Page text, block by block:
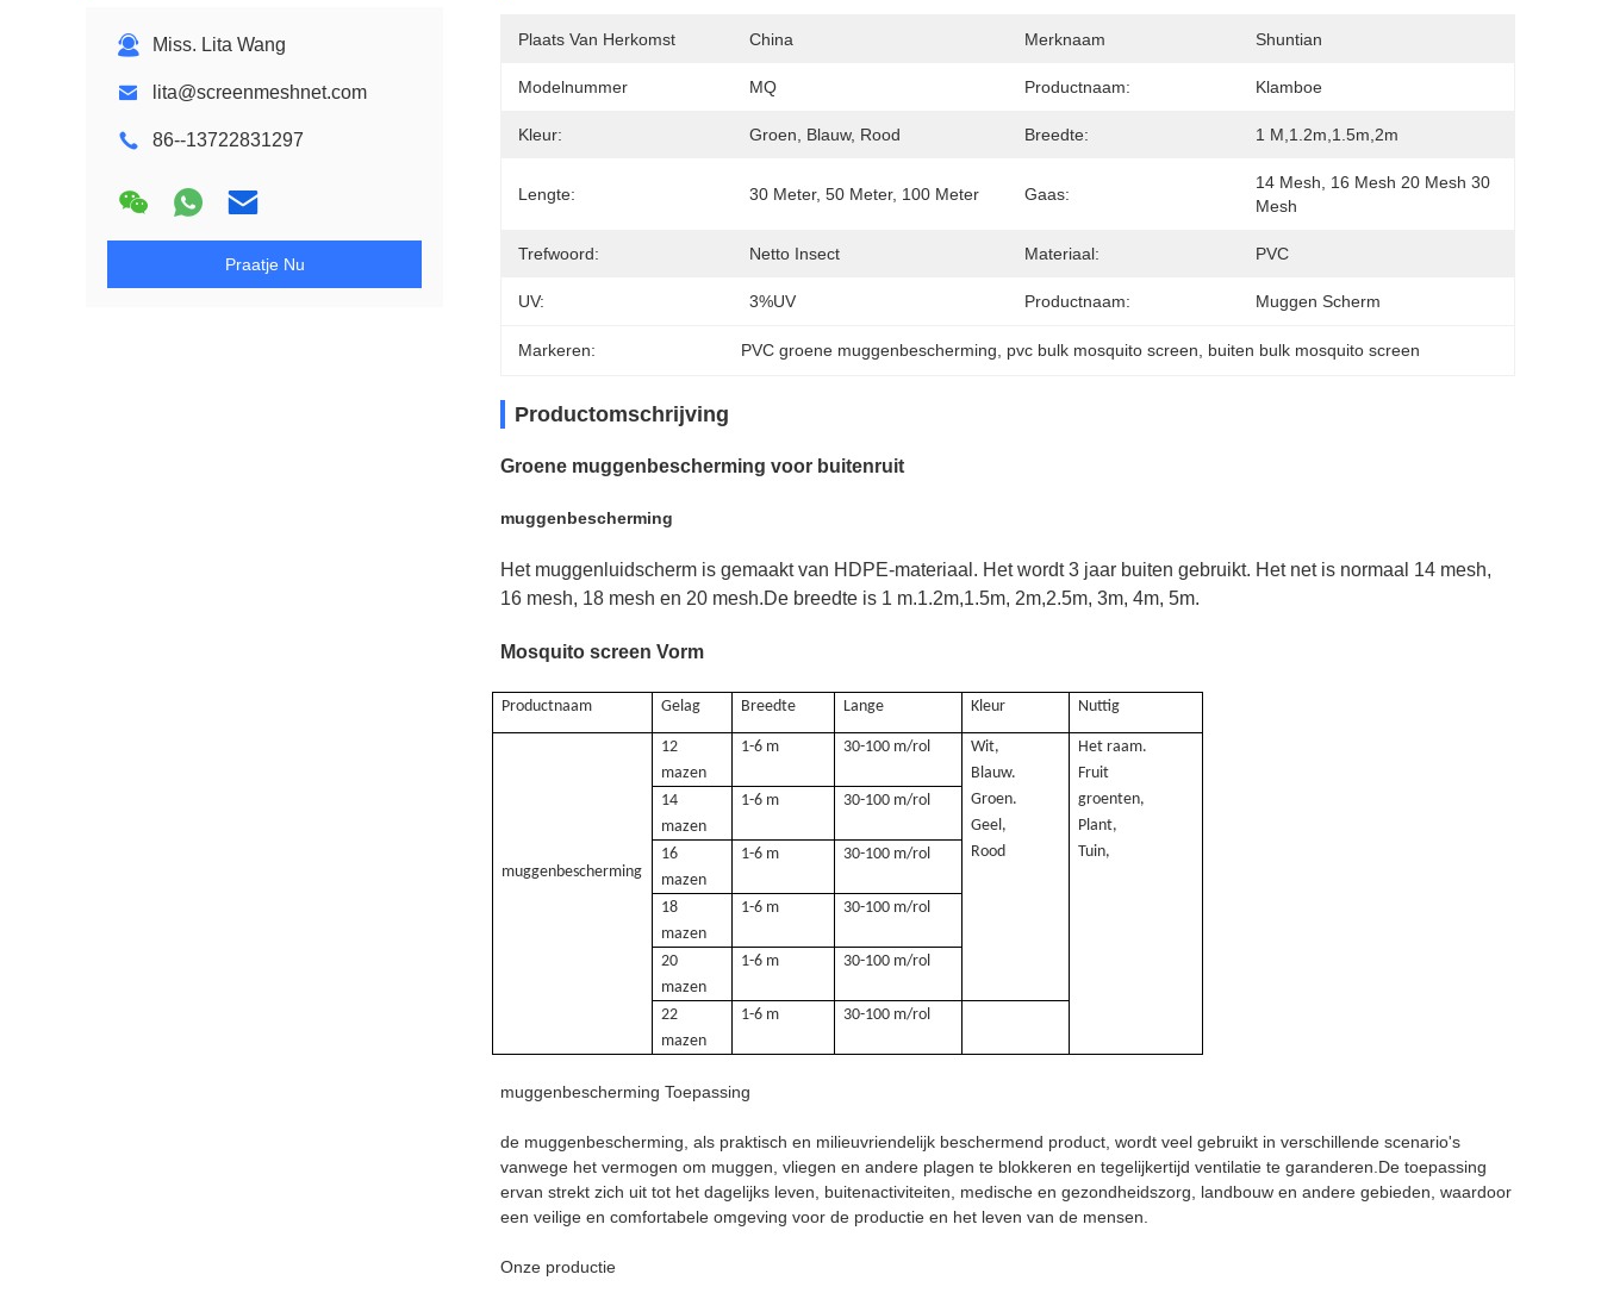
Miss. Lita Wang
lita@screenmeshnet.com
86--13722831297
Praatje Nu
Plaats Van Herkomst China Merknaam Shuntian
Modelnummer MQ Productnaam: Klamboe
Kleur: Groen, Blauw, Rood Breedte: 1 M,1.2m,1.5m,2m
Lengte: 30 Meter, 50 Meter, 100 Meter Gaas:
14 Mesh, 16 Mesh 20 Mesh 30
Mesh
Trefwoord: Netto Insect Materiaal: PVC
UV: 3%UV Productnaam: Muggen Scherm
Markeren: PVC groene muggenbescherming pvc bulk mosquito screen buiten bulk mosquito screen
Productomschrijving
Groene muggenbescherming voor buitenruit
muggenbescherming
Het muggenluidscherm is gemaakt van HDPE-materiaal. Het wordt 3 jaar buiten gebruikt. Het net is normaal 14 mesh,
16 mesh, 18 mesh en 20 mesh.De breedte is 1 m.1.2m,1.5m, 2m,2.5m, 3m, 4m, 5m.
Mosquito screen Vorm
Productnaam Gelag Breedte Lange Kleur Nuttig
muggenbescherming
12
mazen
1-6 m 30-100 m/rol
Wit,
Blauw.
Groen.
Geel,
Rood
Het raam.
Fruit
groenten,
Plant,
Tuin,
14
mazen
1-6 m 30-100 m/rol
16
mazen
1-6 m 30-100 m/rol
18
mazen
1-6 m 30-100 m/rol
20
mazen
1-6 m 30-100 m/rol
22
mazen
1-6 m 30-100 m/rol
muggenbescherming Toepassing
de muggenbescherming, als praktisch en milieuvriendelijk beschermend product, wordt veel gebruikt in verschillende scenario's
vanwege het vermogen om muggen, vliegen en andere plagen te blokkeren en tegelijkertijd ventilatie te garanderen.De toepassing
ervan strekt zich uit tot het dagelijks leven, buitenactiviteiten, medische en gezondheidszorg, landbouw en andere gebieden, waardoor
een veilige en comfortabele omgeving voor de productie en het leven van de mensen.
Onze productie